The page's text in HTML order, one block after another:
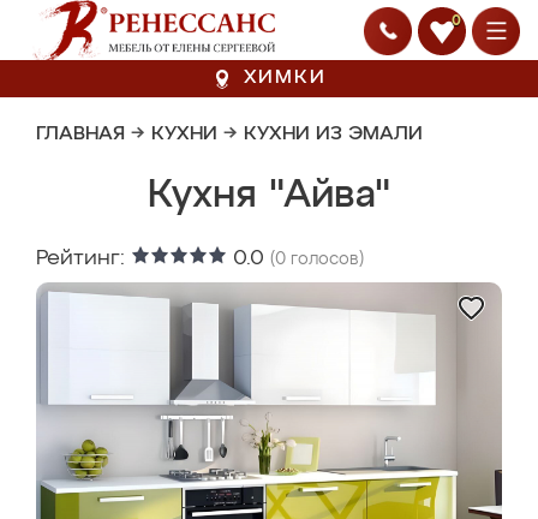
0
ХИМКИ
ГЛАВНАЯ → КУХНИ → КУХНИ ИЗ ЭМАЛИ
Кухня "Айва"
Рейтинг: 0.0 (0 голосов)